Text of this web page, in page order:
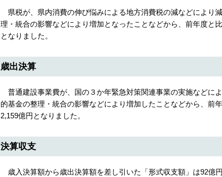
県税が、県内消費の伸び悩みによる地方消費税の減などにより
理・統合の影響などにより増加となったことなどから、前年度と
となりました。
歳出決算
普通建設事業費が、国の３か年緊急対策関連事業の実施などに
的基金の整理・統合の影響などにより増加したことなどから、前
2,159億円となりました。
決算収支
歳入決算額から歳出決算額を差し引いた「形式収支額」は92億